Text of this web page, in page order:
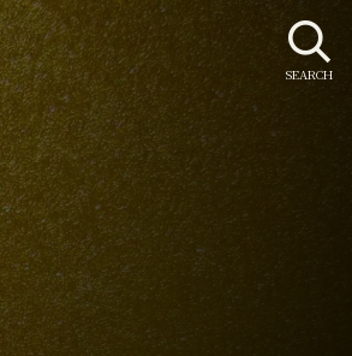
SEARCH